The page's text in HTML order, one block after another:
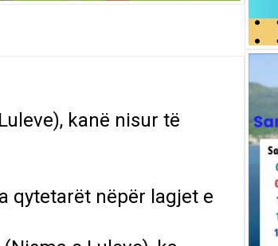
kanë nisur të
qytetarët nëpër lagjet e